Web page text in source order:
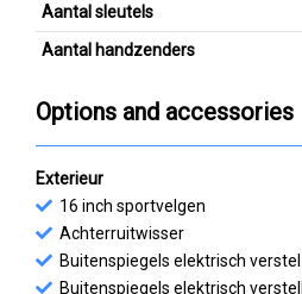
Aantal sleutels
Aantal handzenders
Options and accessories
Exterieur
16 inch sportvelgen
Achterruitwisser
Buitenspiegels elektrisch
Buitenspiegels elektrisch